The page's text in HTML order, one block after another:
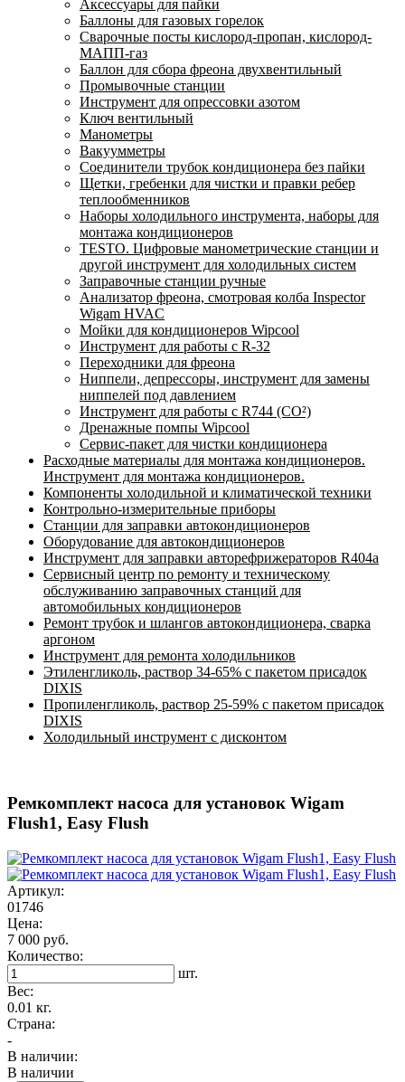
Аксессуары для пайки
Баллоны для газовых горелок
Сварочные посты кислород-пропан, кислород-
МАПП-газ
Баллон для сбора фреона двухвентильный
Промывочные станции
Инструмент для опрессовки азотом
Ключ вентильный
Манометры
Вакуумметры
Соединители трубок кондиционера без пайки
Щетки, гребенки для чистки и правки ребер
теплообменников
Наборы холодильного инструмента, наборы для
монтажа кондиционеров
TESTO. Цифровые манометрические станции и
другой инструмент для холодильных систем
Заправочные станции ручные
Анализатор фреона, смотровая колба Inspector
Wigam HVAC
Мойки для кондиционеров Wipcool
Инструмент для работы с R-32
Переходники для фреона
Ниппели, депрессоры, инструмент для замены
ниппелей под давлением
Инструмент для работы с R744 (CO²)
Дренажные помпы Wipcool
Сервис-пакет для чистки кондиционера
Расходные материалы для монтажа кондиционеров.
Инструмент для монтажа кондиционеров.
Компоненты холодильной и климатической техники
Контрольно-измерительные приборы
Станции для заправки автокондиционеров
Оборудование для автокондиционеров
Инструмент для заправки авторефрижераторов R404a
Сервисный центр по ремонту и техническому
обслуживанию заправочных станций для
автомобильных кондиционеров
Ремонт трубок и шлангов автокондиционера, сварка
аргоном
Инструмент для ремонта холодильников
Этиленгликоль, раствор 34-65% с пакетом присадок
DIXIS
Пропиленгликоль, раствор 25-59% с пакетом присадок
DIXIS
Холодильный инструмент с дисконтом
Ремкомплект насоса для установок Wigam
Flush1, Easy Flush
Артикул:
01746
Цена:
7 000 руб.
Количество:
шт.
Вес:
0.01 кг.
Страна:
-
В наличии:
В наличии